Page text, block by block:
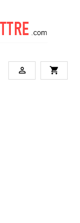
 shopping_cart